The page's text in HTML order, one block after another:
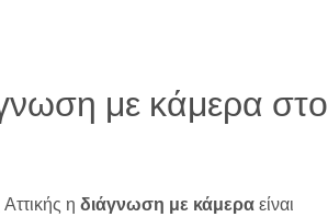
με κάμερα στο
η διάγνωση με κάμεραείναι